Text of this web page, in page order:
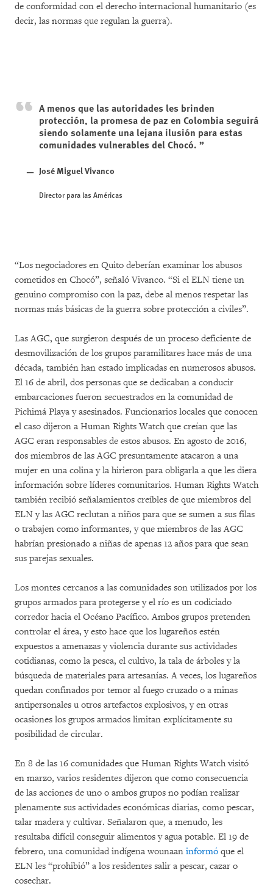
de conformidad con el derecho internacional humanitario (es
decir, las normas que regulan la guerra).
A menos que las autoridades les brinden
protección, la promesa de paz en Colombia seguirá
siendo solamente una lejana ilusión para estas
comunidades vulnerables del Chocó.
José Miguel Vivanco
Director para las Américas
“Los negociadores en Quito deberían examinar los abusos
cometidos en Chocó”, señaló Vivanco. “Si el ELN tiene un
genuino compromiso con la paz, debe al menos respetar las
normas más básicas de la guerra sobre protección a civiles”.
Las AGC, que surgieron después de un proceso deficiente de
desmovilización de los grupos paramilitares hace más de una
década, también han estado implicadas en numerosos abusos.
El 16 de abril, dos personas que se dedicaban a conducir
embarcaciones fueron secuestrados en la comunidad de
Pichimá Playa y asesinados. Funcionarios locales que conocen
el caso dijeron a Human Rights Watch que creían que las
AGC eran responsables de estos abusos. En agosto de 2016,
dos miembros de las AGC presuntamente atacaron a una
mujer en una colina y la hirieron para obligarla a que les diera
información sobre líderes comunitarios. Human Rights Watch
también recibió señalamientos creíbles de que miembros del
ELN y las AGC reclutan a niños para que se sumen a sus filas
o trabajen como informantes, y que miembros de las AGC
habrían presionado a niñas de apenas 12 años para que sean
sus parejas sexuales.
Los montes cercanos a las comunidades son utilizados por los
grupos armados para protegerse y el río es un codiciado
corredor hacia el Océano Pacífico. Ambos grupos pretenden
controlar el área, y esto hace que los lugareños estén
expuestos a amenazas y violencia durante sus actividades
cotidianas, como la pesca, el cultivo, la tala de árboles y la
búsqueda de materiales para artesanías. A veces, los lugareños
quedan confinados por temor al fuego cruzado o a minas
antipersonales u otros artefactos explosivos, y en otras
ocasiones los grupos armados limitan explícitamente su
posibilidad de circular.
En 8 de las 16 comunidades que Human Rights Watch visitó
en marzo, varios residentes dijeron que como consecuencia
de las acciones de uno o ambos grupos no podían realizar
plenamente sus actividades económicas diarias, como pescar,
talar madera y cultivar. Señalaron que, a menudo, les
resultaba difícil conseguir alimentos y agua potable. El 19 de
febrero, una comunidad indígena wounaan informó que el
ELN les “prohibió” a los residentes salir a pescar, cazar o
cosechar.